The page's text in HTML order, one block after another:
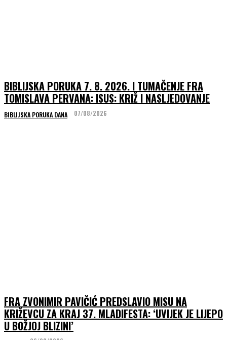
BIBLIJSKA PORUKA 7. 8. 2026. I TUMAČENJE FRA
TOMISLAVA PERVANA: ISUS: KRIŽ I NASLJEDOVANJE
BIBLIJSKA PORUKA DANA 07/08/2026
FRA ZVONIMIR PAVIČIĆ PREDSLAVIO MISU NA
KRIŽEVCU ZA KRAJ 37. MLADIFESTA: ‘UVIJEK JE LIJEPO
U BOŽJOJ BLIZINI’